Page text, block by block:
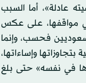
عادلة»، أما السبب
مواقفها، على عكس
فحسب، وإنما
وإساءاتها،
في نفسه» حتى بلغ